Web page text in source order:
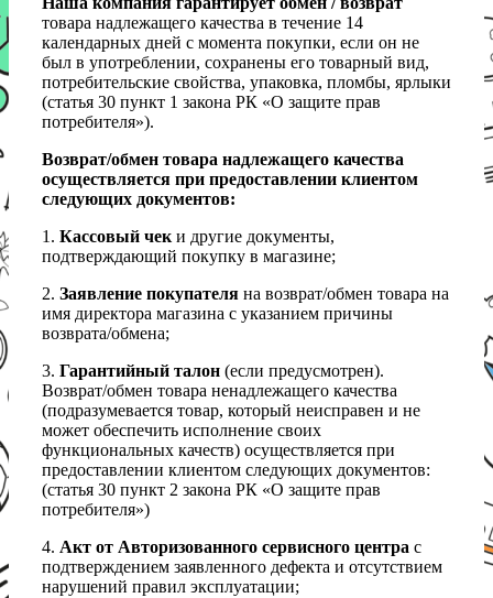
товара надлежащего качества в течение 14
календарных дней с момента покупки, если он не
был в употреблении, сохранены его товарный вид,
потребительские свойства, упаковка, пломбы, ярлыки
(статья 30 пункт 1 закона РК «О защите прав
потребителя»).
Возврат/обмен товара надлежащего качества
осуществляется при предоставлении клиентом
следующих документов:
1. Кассовый чек и другие документы,
подтверждающий покупку в магазине;
2. Заявление покупателя на возврат/обмен товара на
имя директора магазина с указанием причины
возврата/обмена;
3. Гарантийный талон (если предусмотрен).
Возврат/обмен товара ненадлежащего качества
(подразумевается товар, который неисправен и не
может обеспечить исполнение своих
функциональных качеств) осуществляется при
предоставлении клиентом следующих документов:
(статья 30 пункт 2 закона РК «О защите прав
потребителя»)
4. Акт от Авторизованного сервисного центра с
подтверждением заявленного дефекта и отсутствием
нарушений правил эксплуатации;